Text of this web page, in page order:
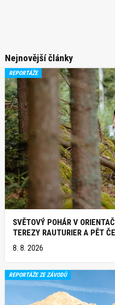
Nejnovější články
REPORTÁŽE
SVĚTOVÝ POHÁR V
TEREZY RAUTURIER A PĚT
8. 8. 2026
REPORTÁŽE ZE ZÁVODŮ